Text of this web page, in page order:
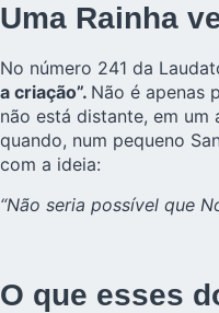
Uma Rainha
No número 241 da
a criação”. Não é apenas
não está distante, em um
quando, num pequeno
com a ideia:
“Não seria possível que
O que esses